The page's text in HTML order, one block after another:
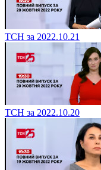
ТСН за 2022.10.21
ТСН за 2022.10.20